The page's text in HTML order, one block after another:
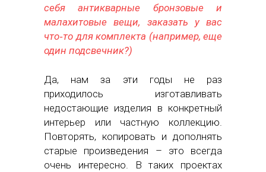
себя антикварные бронзовые и
малахитовые вещи, заказать у вас
что‑то для комплекта (например, еще
один подсвечник?)
Да, нам за эти годы не раз
приходилось изготавливать
недостающие изделия в конкретный
интерьер или частную коллекцию.
Повторять, копировать и дополнять
старые произведения – это всегда
очень интересно. В таких проектах